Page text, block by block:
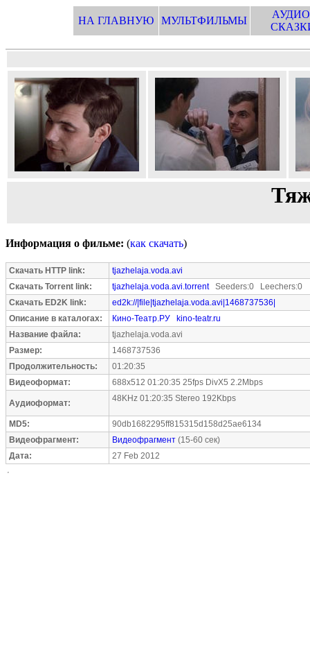
НА ГЛАВНУЮ МУЛЬТФИЛЬМЫ
Информация о фильме: (как скачать)
Скачать HTTP link:
tjazhelaja.voda.avi
Скачать Torrent link:
tjazhelaja.voda.avi.torrentSeeders:0 Leechers:0
Скачать ED2K link:
ed2k://|file|tjazhelaja.voda.avi|1468737536|
Описание в каталогах:
Кино-Театр.РУ
kino-teatr.ru
Название файла:
tjazhelaja.voda.avi
Размер:
1468737536
Продолжительность:
01:20:35
Видеоформат:
688x512 01:20:35 25fps DivX5 2.2Mbps
Аудиоформат: 48KHz 01:20:35 Stereo 192Kbps
MD5:
90db1682295ff815315d158d25ae6134
Видеофрагмент:
Видеофрагмент (15-60 сек)
Дата:
27 Feb 2012